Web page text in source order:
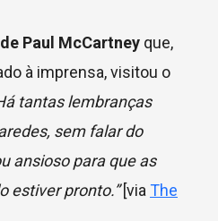
Paul McCartney que,
à imprensa, visitou o
tantas lembranças
sem falar do
ansioso para que as
estiver pronto.”[via The